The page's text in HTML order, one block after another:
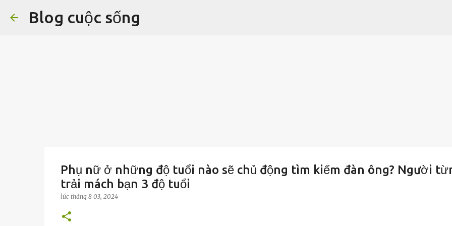
Blog cuộc sống
Phụ nữ ở những độ tuổi nào sẽ chủ động tìm kiếm đàn ông? Người
trải mách bạn 3 độ tuổi
lúc tháng 8 03, 2024